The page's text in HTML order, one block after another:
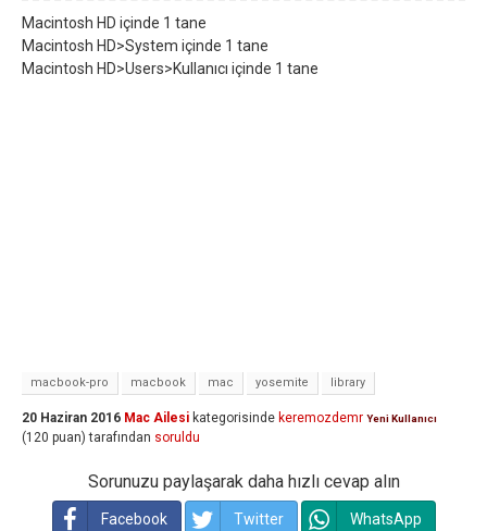
Macintosh HD içinde 1 tane
Macintosh HD>System içinde 1 tane
Macintosh HD>Users>Kullanıcı içinde 1 tane
macbook-pro macbook mac yosemite library
20 Haziran 2016 Mac Ailesi kategorisinde keremozdemr Yeni Kullanıcı
(120 puan) tarafından soruldu
Sorunuzu paylaşarak daha hızlı cevap alın
Facebook Twitter WhatsApp